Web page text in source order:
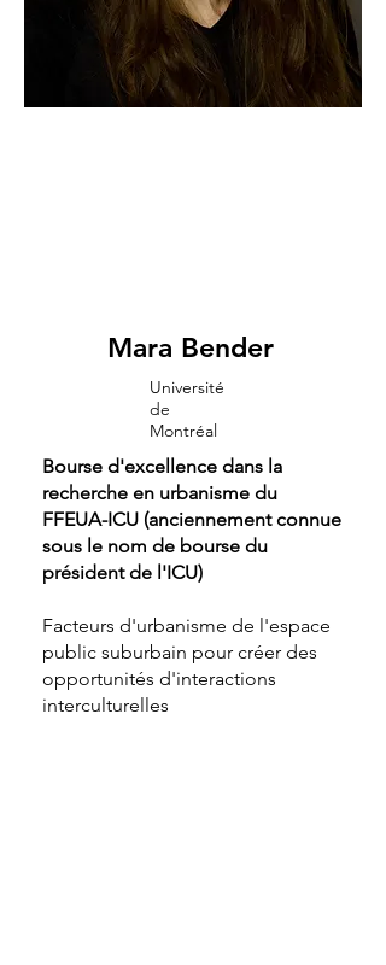
Mara Bender
Université
de
Montréal
Bourse d'excellence dans la
recherche en urbanisme du
FFEUA-ICU (anciennement connue
sous le nom de bourse du
président de l'ICU)
Facteurs d'urbanisme de l'espace
public suburbain pour créer des
opportunités d'interactions
interculturelles